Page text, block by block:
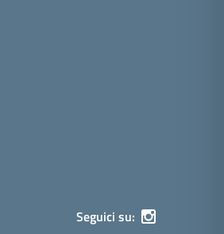
Seguici su: